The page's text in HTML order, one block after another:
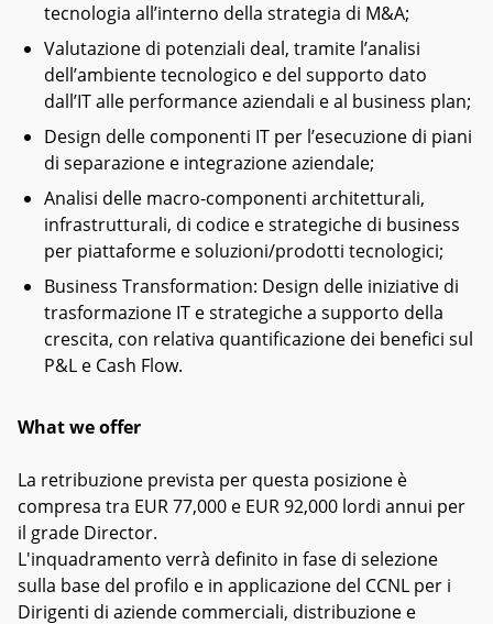
tecnologia all’interno della strategia di M&A;
Valutazione di potenziali deal, tramite l’analisi
dell’ambiente tecnologico e del supporto dato
dall’IT alle performance aziendali e al business plan;
Design delle componenti IT per l’esecuzione di piani
di separazione e integrazione aziendale;
Analisi delle macro-componenti architetturali,
infrastrutturali, di codice e strategiche di business
per piattaforme e soluzioni/prodotti tecnologici;
Business Transformation: Design delle iniziative di
trasformazione IT e strategiche a supporto della
crescita, con relativa quantificazione dei benefici sul
P&L e Cash Flow.
What we offer
La retribuzione prevista per questa posizione è
compresa tra EUR 77,000 e EUR 92,000 lordi annui per
il grade Director.
L'inquadramento verrà definito in fase di selezione
sulla base del profilo e in applicazione del CCNL per i
Dirigenti di aziende commerciali, distribuzione e